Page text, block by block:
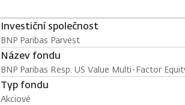
Investiční společnost
BNP Paribas Parvest
Název fondu
BNP Paribas Resp. US Value Multi-Factor
Typ fondu
Akciové